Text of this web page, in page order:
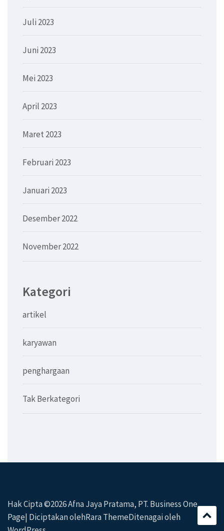
Juli 2023
Juni 2023
Mei 2023
April 2023
Maret 2023
Februari 2023
Januari 2023
Desember 2022
November 2022
Kategori
artikel
karyawan
penghargaan
Tak Berkategori
Hak Cipta ©2026Afna Jaya Pratama, PT. Business One
Page| Diciptakan olehRara ThemeDitenagai oleh